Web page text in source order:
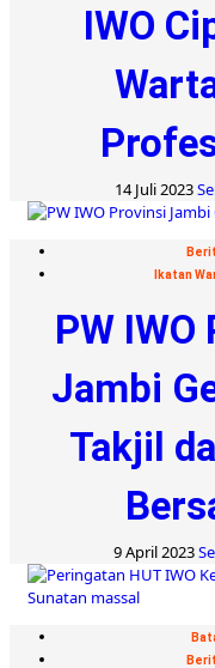
IWO
14 Juli 2023
Ikatan
PW
Jambi
Takjil
9 April 2023